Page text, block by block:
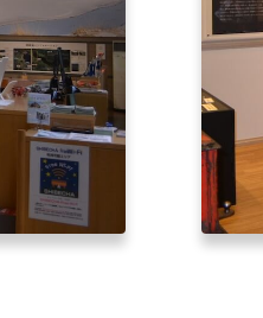
7つの国立公園
キュンちゃんの部屋
さっぽろ圏e旅ギフト